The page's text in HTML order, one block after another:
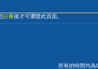
註冊後才可瀏覽此頁面。
所有的時間均為